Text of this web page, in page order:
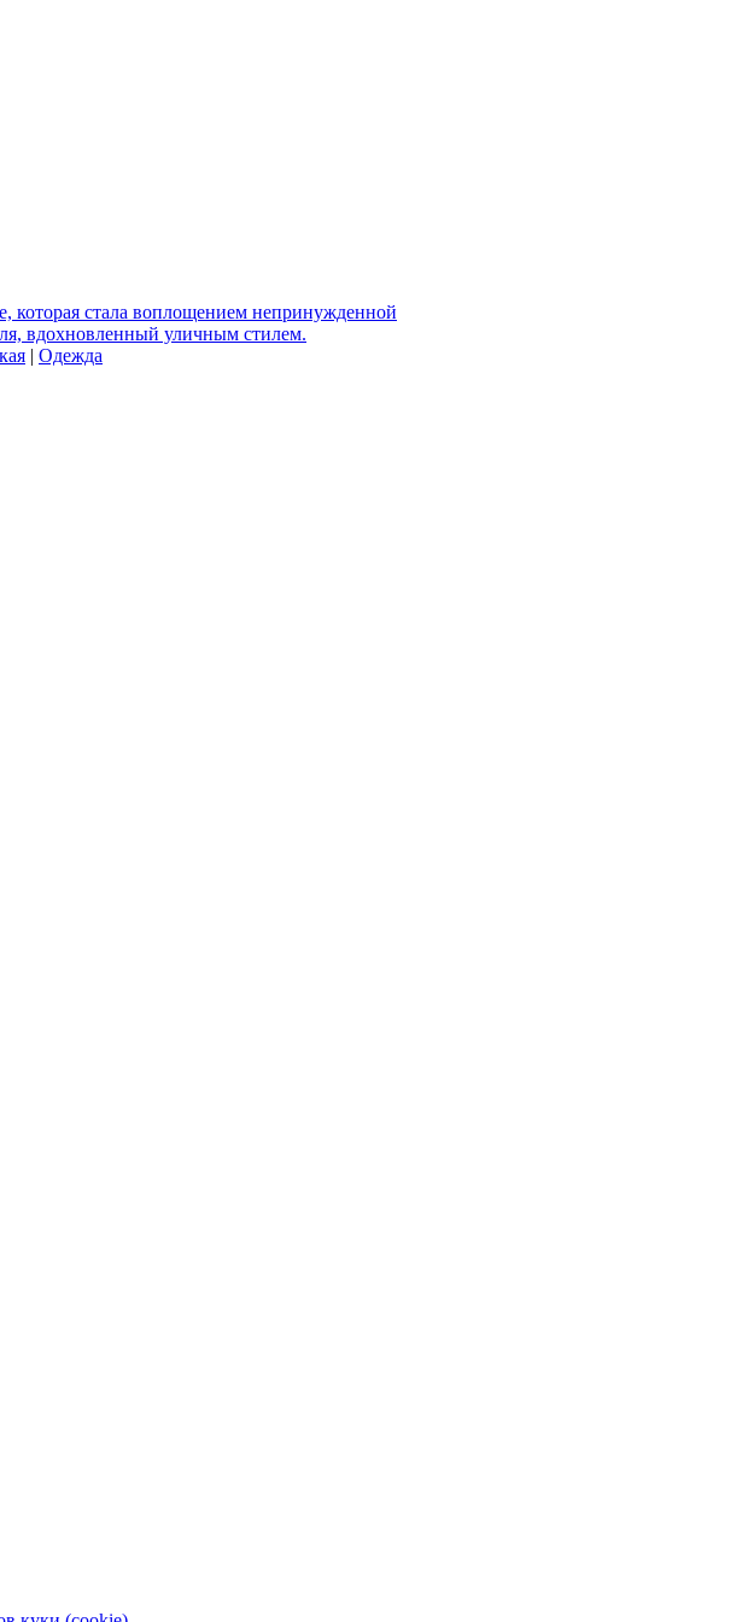
которая стала воплощением непринужденной
вдохновленный уличным стилем.
| Одежда